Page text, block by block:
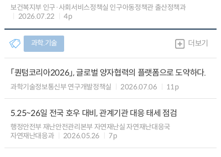
보건복지부 인구·사회서비스정책실 인구아동정책관 출산정책과
2026.07.22
4p
과학.기술 더보기
「퀀텀코리아2026」, 글로벌 양자협력의 플랫폼으로 도약하다.
과학기술정보통신부 연구개발정책실 2026.07.06 11p
5.25~26일 전국 호우 대비, 관계기관 대응 태세 점검
행정안전부 재난안전관리본부 자연재난실 자연재난대응국
자연재난대응과
2026.05.26 7p